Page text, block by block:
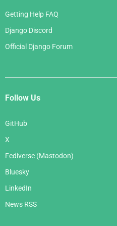
Getting Help FAQ
Django Discord
Official Django Forum
Follow Us
GitHub
X
Fediverse (Mastodon)
Bluesky
LinkedIn
News RSS